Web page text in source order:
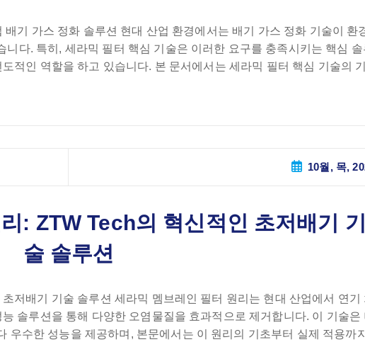
기 가스 정화 솔루션 현대 산업 환경에서는 배기 가스 정화 기술이 환
다. 특히, 세라믹 필터 핵심 기술은 이러한 요구를 충족시키는 핵심 솔
적인 역할을 하고 있습니다. 본 문서에서는 세라믹 필터 핵심 기술의
10월, 목,
: ZTW Tech의 혁신적인 초저배기 기
술 솔루션
저배기 기술 솔루션 세라믹 멤브레인 필터 원리는 현대 산업에서 연기
솔루션을 통해 다양한 오염물질을 효과적으로 제거합니다. 이 기술은
우수한 성능을 제공하며, 본문에서는 이 원리의 기초부터 실제 적용까